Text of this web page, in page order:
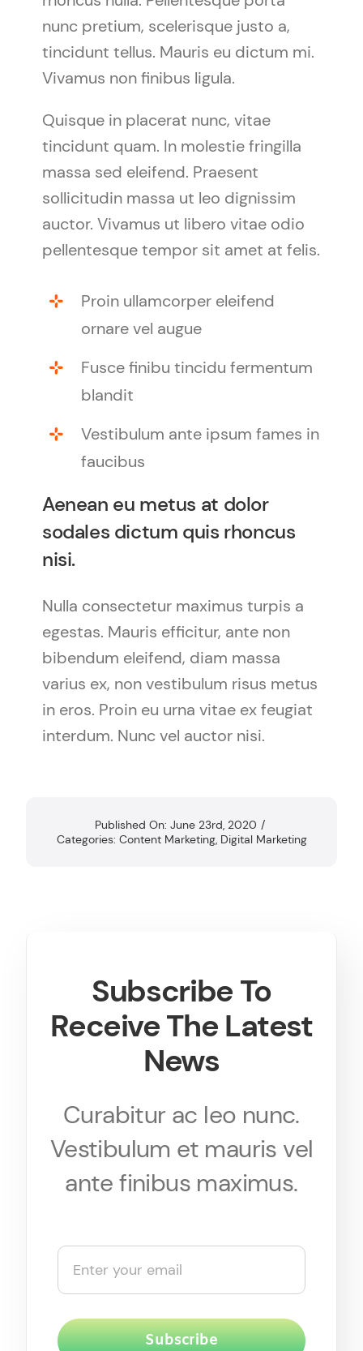
nunc pretium, scelerisque justo a,
tincidunt tellus. Mauris eu dictum mi.
Vivamus non finibus ligula.
Quisque in placerat nunc, vitae
tincidunt quam. In molestie fringilla
massa sed eleifend. Praesent
sollicitudin massa ut leo dignissim
auctor. Vivamus ut libero vitae odio
pellentesque tempor sit amet at felis.
Proin ullamcorper eleifend
ornare vel augue
Fusce finibu tincidu fermentum
blandit
Vestibulum ante ipsum fames in
faucibus
Aenean eu metus at dolor
sodales dictum quis rhoncus
nisi.
Nulla consectetur maximus turpis a
egestas. Mauris efficitur, ante non
bibendum eleifend, diam massa
varius ex, non vestibulum risus metus
in eros. Proin eu urna vitae ex feugiat
interdum. Nunc vel auctor nisi.
Published On: June 23rd, 2020 /
Categories: Content Marketing, Digital Marketing
Subscribe To
Receive The Latest
News
Curabitur ac leo nunc.
Vestibulum et mauris vel
ante finibus maximus.
Subscribe